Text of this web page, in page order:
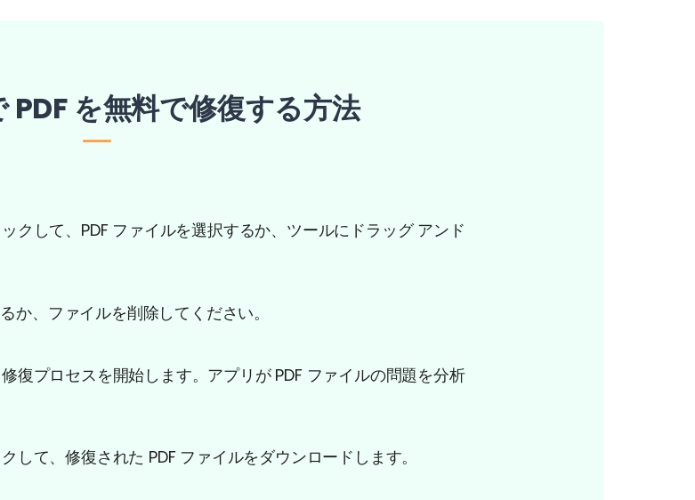
PDF を無料で修復する方法
クして、PDF ファイルを選択するか、ツールにドラッグ アンド
か、ファイルを削除してください。
復プロセスを開始します。アプリが PDF ファイルの問題を分析
して、修復された PDF ファイルをダウンロードします。